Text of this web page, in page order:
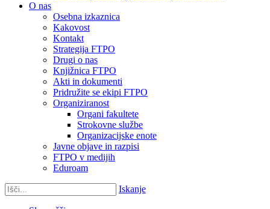
O nas
Osebna izkaznica
Kakovost
Kontakt
Strategija FTPO
Drugi o nas
Knjižnica FTPO
Akti in dokumenti
Pridružite se ekipi FTPO
Organiziranost
Organi fakultete
Strokovne službe
Organizacijske enote
Javne objave in razpisi
FTPO v medijih
Eduroam
Iskanje